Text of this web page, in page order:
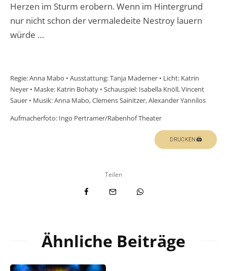
Herzen im Sturm erobern. Wenn im Hintergrund
nur nicht schon der vermaledeite Nestroy lauern
würde …
Regie: Anna Mabo • Ausstattung: Tanja Maderner • Licht: Katrin
Neyer • Maske: Katrin Bohaty • Schauspiel: Isabella Knöll, Vincent
Sauer • Musik: Anna Mabo, Clemens Sainitzer, Alexander Yannilos
Aufmacherfoto: Ingo Pertramer/Rabenhof Theater
DRUCKEN🖨
Teilen
Ähnliche Beiträge